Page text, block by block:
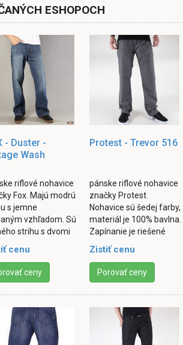
ESHOPOCH
- Duster -
Wash
riflové nohavice
Fox. Majú modrú
s jemne
vzhľadom. Sú
strihu s dvomi
a dvomi
vreckami.
je riešené ...
cenu
ceny
Protest - Trevor 516
pánske riflové nohavice
značky Protest.
Nohavice sú šedej farby,
materiál je 100% bavlna.
Zapínanie je riešené
klasicky gombíkom a
zipsom. Vybavené sú
dvomi vreckami vpredu
...
Zistiť cenu
Porovať ceny